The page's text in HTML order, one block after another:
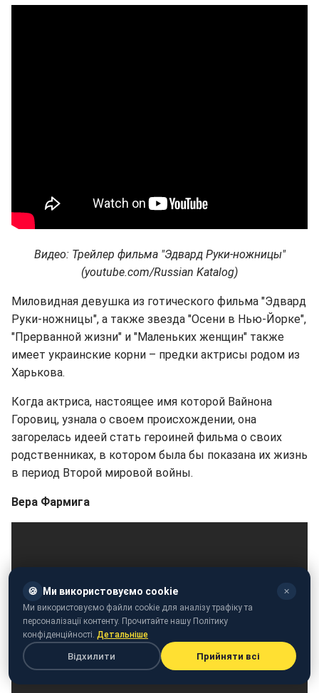
Видео: Трейлер фильма "Эдвард Руки-ножницы"
(youtube.com/Russian Katalog)
Миловидная девушка из готического фильма "Эдвард
Руки-ножницы", а также звезда "Осени в Нью-Йорке",
"Прерванной жизни" и "Маленьких женщин" также
имеет украинские корни – предки актрисы родом из
Харькова.
Когда актриса, настоящее имя которой Вайнона
Горовиц, узнала о своем происхождении, она
загорелась идеей стать героиней фильма о своих
родственниках, в котором была бы показана их жизнь
в период Второй мировой войны.
Вера Фармига
🍪 Ми використовуємо cookie ✕
Ми використовуємо файли cookie для аналізу трафіку та
персоналізації контенту. Прочитайте нашу Політику
конфіденційності. Детальніше
Відхилити Прийняти всі